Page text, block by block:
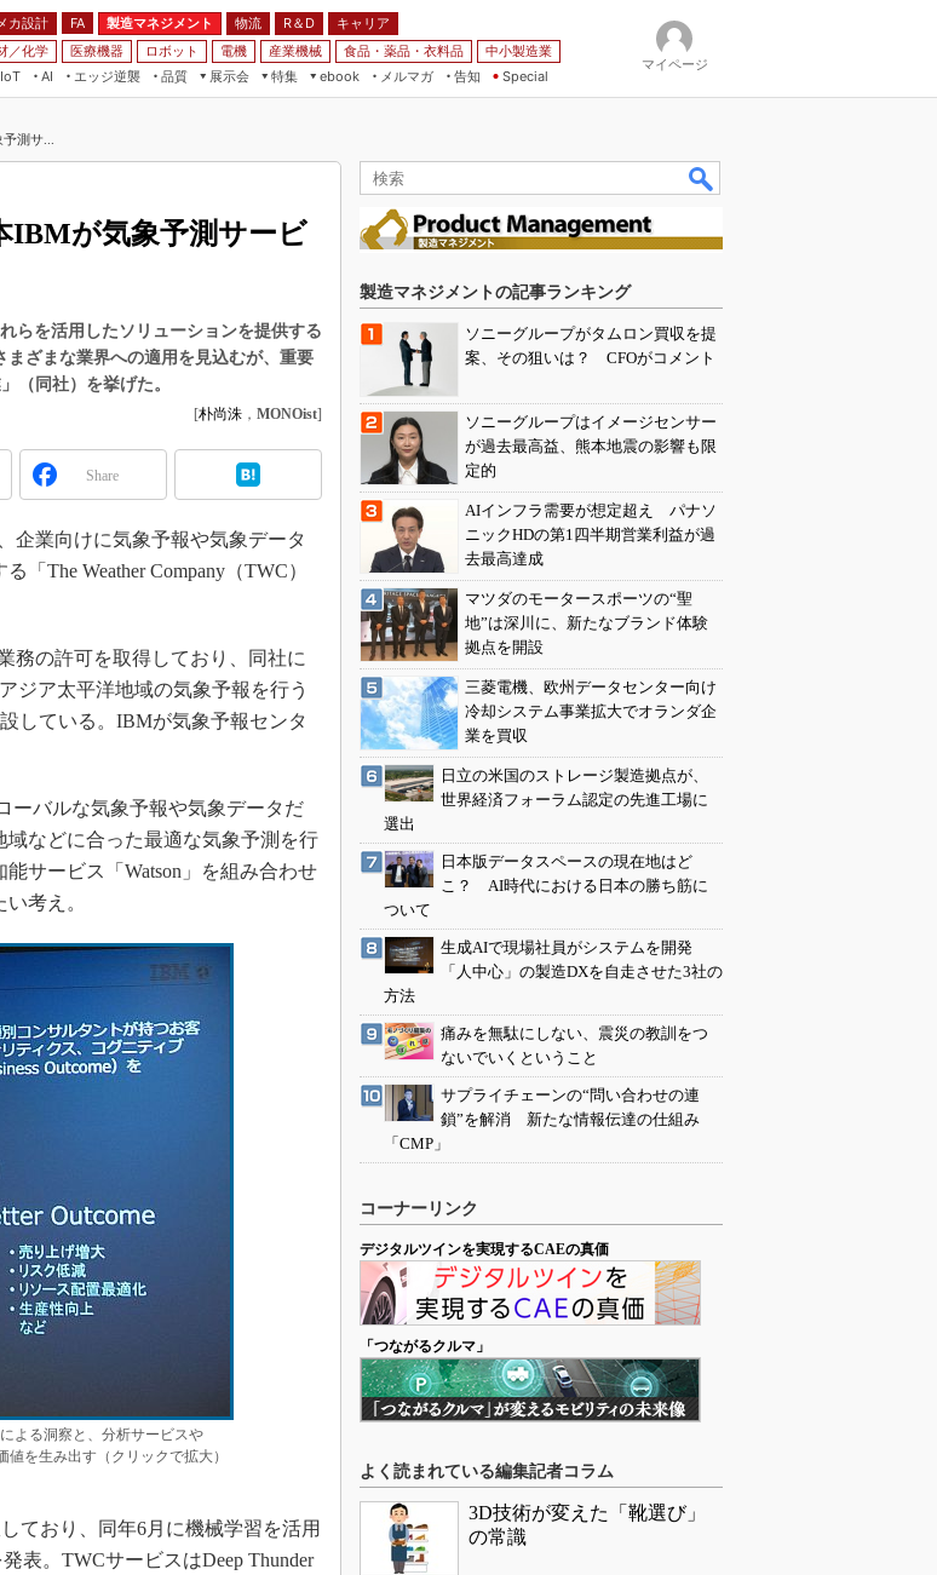
メカ設計 FA 製造マネジメント 物流 R＆D
キャリア
／化学 医療機器 ロボット 電機 産業機械 食品・薬品・衣料品
中小製造業
IoT
AI
エッジ逆襲 品質
展示会
FRONTIER
のづくりワールド
WORLD
ープンネット展
特集
つながるクルマ
フィールドサービス
組み込み画像技術
組み込みモデリング
ISO26262
3Dプリンタ
インダストリー4.0
イノベーション
植物工場
知財マネジメント
ebook
モビリティ
メルマガ
告知 Special
マイページ
測サ...
IBMが気象予測サービ
らを活用したソリューションを提供する
まざまな業界への適用を見込むが、重要
（同社）を挙げた。
[朴尚洙 ， MONOist]
Share
企業向けに気象予報や気象データ
The Weather Company（TWC）
務の許可を取得しており、同社に
ジア太平洋地域の気象予報を行う
している。IBMが気象予報センタ
バルな気象予報や気象データだ
などに合った最適な気象予測を行
サービス「Watson」を組み合わせ
考え。
よる洞察と、分析サービスや
値を生み出す（クリックで拡大）
ており、同年6月に機械学習を活用
表。TWCサービスはDeep Thunder
製造マネジメントの記事ランキング
ソニーグループがタムロン買収を提
案、その狙いは？ CFOがコメント
ソニーグループはイメージセンサー
が過去最高益、熊本地震の影響も限
定的
AIインフラ需要が想定超え パナソ
ニックHDの第1四半期営業利益が過
去最高達成
マツダのモータースポーツの“聖
地”は深川に、新たなブランド体験
拠点を開設
三菱電機、欧州データセンター向け
冷却システム事業拡大でオランダ企
業を買収
日立の米国のストレージ製造拠点が、
世界経済フォーラム認定の先進工場に
選出
日本版データスペースの現在地はど
こ？ AI時代における日本の勝ち筋に
ついて
生成AIで現場社員がシステムを開発
「人中心」の製造DXを自走させた3社の
方法
痛みを無駄にしない、震災の教訓をつ
ないでいくということ
サプライチェーンの“問い合わせの連
鎖”を解消 新たな情報伝達の仕組み
「CMP」
コーナーリンク
デジタルツインを実現するCAEの真価
「つながるクルマ」
よく読まれている編集記者コラム
3D技術が変えた「靴選び」
の常識